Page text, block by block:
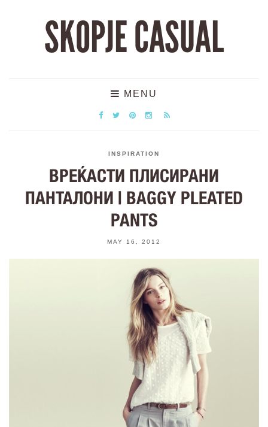
SKOPJE CASUAL
MENU
INSPIRATION
ВРЕЌАСТИ ПЛИСИРАНИ
ПАНТАЛОНИ | BAGGY PLEATED
PANTS
MAY 16, 2012